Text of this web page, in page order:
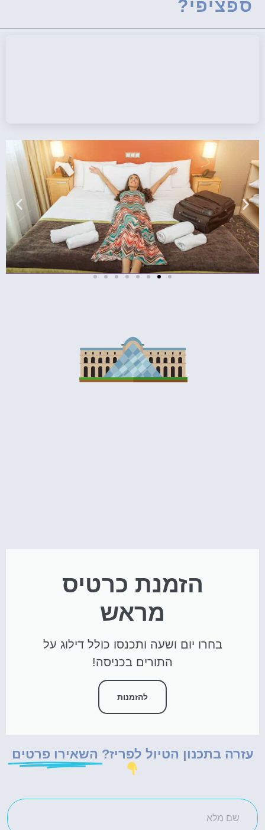
ספציפי?
מומלץ לקנות
כרטיס מראש!
הזמנת כרטיס
מראש
בחרו יום ושעה ותכנסו כולל דילוג על
התורים בכניסה!
להזמנות
עזרה בתכנון הטיול לפריז? השאירו פרטים